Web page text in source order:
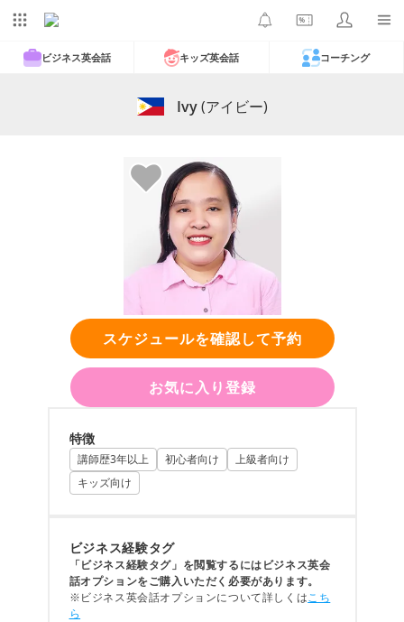
ビジネス英会話 キッズ英会話 コーチング
Ivy(アイビー)
スケジュールを確認して予約
お気に入り登録
特徴
講師歴3年以上 初心者向け
上級者向け
キッズ向け
ビジネス経験タグ
「ビジネス経験タグ」を閲覧するにはビジネス英会
話オプションをご購入いただく必要があります。
※ビジネス英会話オプションについて詳しくはこち
ら